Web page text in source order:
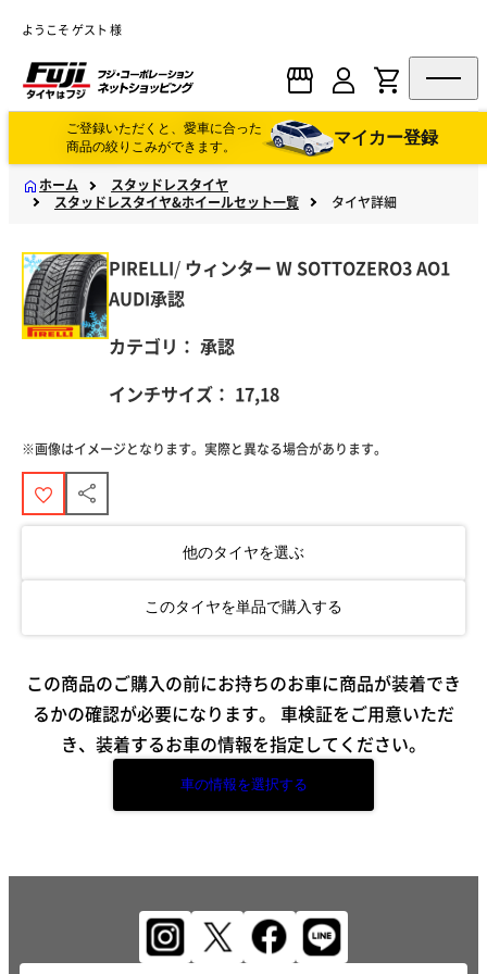
ようこそ ゲスト 様
ご登録いただくと、愛車に合った
商品の絞りこみができます。
マイカー登録
ホーム
スタッドレスタイヤ
スタッドレスタイヤ&ホイールセット一覧
タイヤ詳細
PIRELLI/ ウィンター W SOTTOZERO3 AO1
AUDI承認
カテゴリ： 承認
インチサイズ： 17,18
※画像はイメージとなります。実際と異なる場合があります。
他のタイヤを選ぶ
このタイヤを単品で購入する
この商品のご購入の前にお持ちのお車に商品が装着でき
るかの確認が必要になります。 車検証をご用意いただ
き、装着するお車の情報を指定してください。
車の情報を選択する